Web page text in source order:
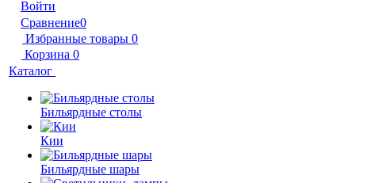
Войти
Сравнение0
Избранные товары 0
Корзина 0
Каталог
Бильярдные столы
Кии
Бильярдные шары